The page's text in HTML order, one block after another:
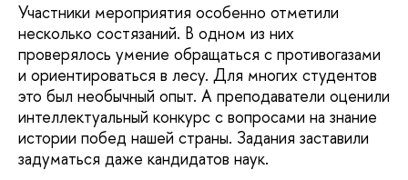
Участники мероприятия особенно отметили
несколько состязаний. В одном из них
проверялось умение обращаться с противогазами
и ориентироваться в лесу. Для многих студентов
это был необычный опыт. А преподаватели оценили
интеллектуальный конкурс с вопросами на знание
истории побед нашей страны. Задания заставили
задуматься даже кандидатов наук.